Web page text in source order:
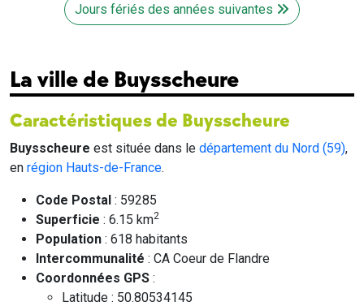
Jours fériés des années suivantes
La ville de Buysscheure
Caractéristiques de Buysscheure
Buysscheure est située dans le département du Nord (59),
en région Hauts-de-France.
Code Postal : 59285
Superficie : 6.15 km2
Population : 618 habitants
Intercommunalité : CA Coeur de Flandre
Coordonnées GPS :
Latitude : 50.80534145